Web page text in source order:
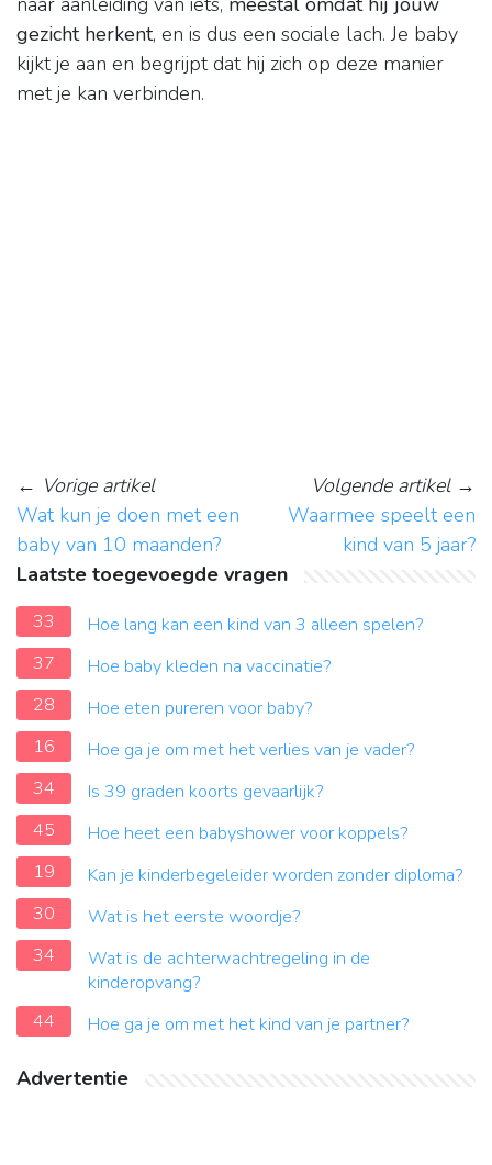
gezicht herkent, en is dus een sociale lach. Je baby
kijkt je aan en begrijpt dat hij zich op deze manier
met je kan verbinden.
← Vorige artikel
Wat kun je doen met een
baby van 10 maanden?
Volgende artikel→
Waarmee speelt een
kind van 5 jaar?
Laatste toegevoegde vragen
33
Hoe lang kan een kind van 3 alleen spelen?
37
Hoe baby kleden na vaccinatie?
28
Hoe eten pureren voor baby?
16
Hoe ga je om met het verlies van je vader?
34
Is 39 graden koorts gevaarlijk?
45
Hoe heet een babyshower voor koppels?
19
Kan je kinderbegeleider worden zonder diploma?
30
Wat is het eerste woordje?
34
Wat is de achterwachtregeling in de
kinderopvang?
44
Hoe ga je om met het kind van je partner?
Advertentie